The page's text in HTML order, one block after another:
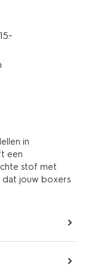
in
een
stof met
jouw boxers